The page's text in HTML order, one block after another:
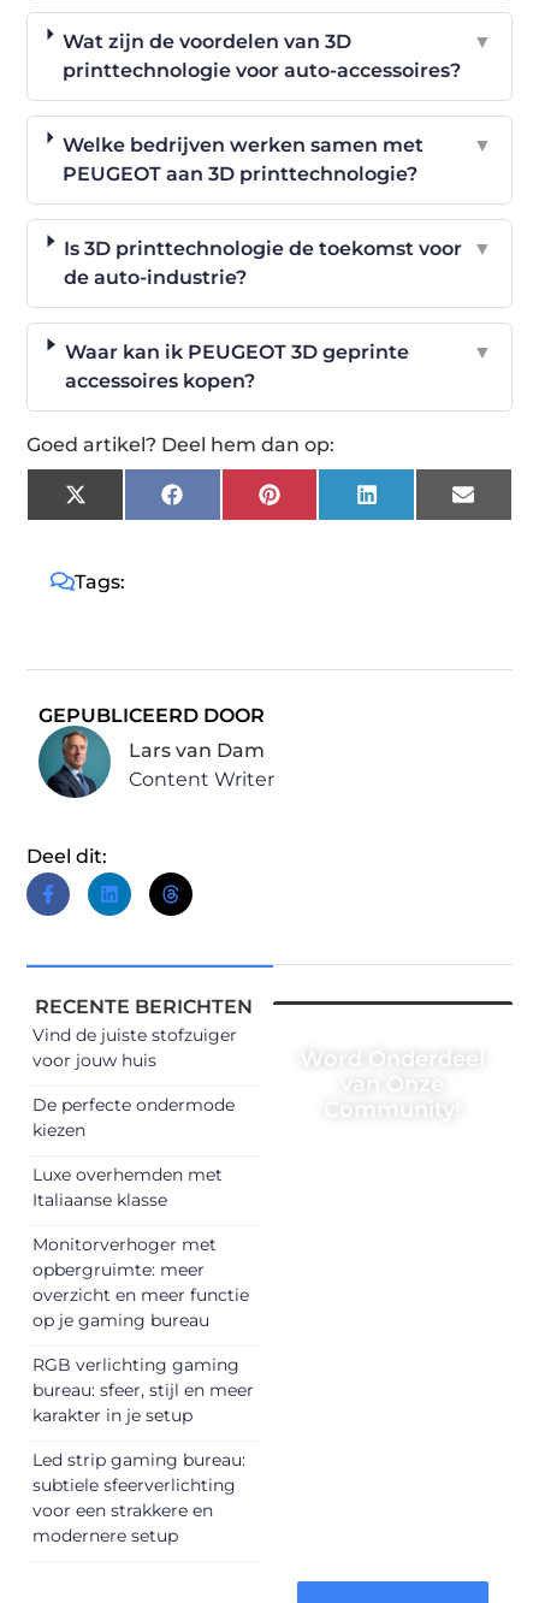
Wat zijn de voordelen van 3D
printtechnologie voor auto-accessoires?
▼
Welke bedrijven werken samen met
PEUGEOT aan 3D printtechnologie?
▼
Is 3D printtechnologie de toekomst voor
de auto-industrie?
▼
Waar kan ik PEUGEOT 3D geprinte
accessoires kopen?
▼
Goed artikel? Deel hem dan op:
X
(Twitter)
FacebookPinterestLinkedIn Email
Tags:
GEPUBLICEERD DOOR
Lars van Dam
Content Writer
Deel dit:
RECENTE BERICHTEN
Vind de juiste stofzuiger
voor jouw huis
De perfecte ondermode
kiezen
Luxe overhemden met
Italiaanse klasse
Monitorverhoger met
opbergruimte: meer
overzicht en meer functie
op je gaming bureau
RGB verlichting gaming
bureau: sfeer, stijl en meer
karakter in je setup
Led strip gaming bureau:
subtiele sfeerverlichting
voor een strakkere en
modernere setup
Word Onderdeel
van Onze
Community!